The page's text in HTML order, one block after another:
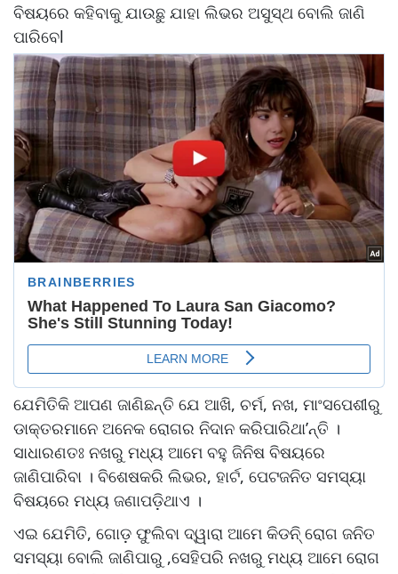
ବିଷୟରେ କହିବାକୁ ଯାଉଛୁ ଯାହା ଲିଭର ଅସୁସ୍ଥ ବୋଲି ଜାଣି
ପାରିବେl
ଯେମିତିକି ଆପଣ ଜାଣିଛନ୍ତି ଯେ ଆଖି, ଚର୍ମ, ନଖ, ମାଂସପେଶୀରୁ
ଡାକ୍ତରମାନେ ଅନେକ ରୋଗର ନିଦାନ କରିପାରିଥା’ନ୍ତି ।
ସାଧାରଣତଃ ନଖରୁ ମଧ୍ୟ ଆମେ ବହୁ ଜିନିଷ ବିଷୟରେ
ଜାଣିପାରିବା । ବିଶେଷକରି ଲିଭର, ହାର୍ଟ, ପେଟଜନିତ ସମସ୍ୟା
ବିଷୟରେ ମଧ୍ୟ ଜଣାପଡ଼ିଥାଏ ।
ଏଇ ଯେମିତି, ଗୋଡ଼ ଫୁଲିବା ଦ୍ୱାରା ଆମେ କିଡନି୍‌ ରୋଗ ଜନିତ
ସମସ୍ୟା ବୋଲି ଜାଣିପାରୁ ,ସେହିପରି ନଖରୁ ମଧ୍ୟ ଆମେ ରୋଗ